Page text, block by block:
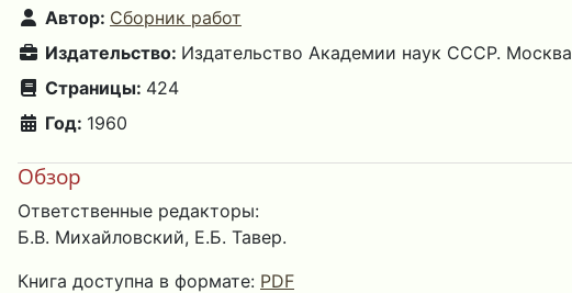
Автор: Сборник работ
Издательство: Издательство Академии наук СССР. Москва
Страницы: 424
Год: 1960
Обзор
Ответственные редакторы:
Б.В. Михайловский, Е.Б. Тавер.
Книга доступна в формате: PDF